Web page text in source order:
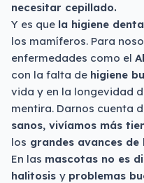
necesitar cepillado.
Y es que la higiene
los mamíferos. Para
enfermedades como el
con la falta de higiene
vida y en la longevidad
mentira. Darnos cuenta
sanos, vivíamos más
los grandes avances de
En las mascotas no es
halitosis y problemas